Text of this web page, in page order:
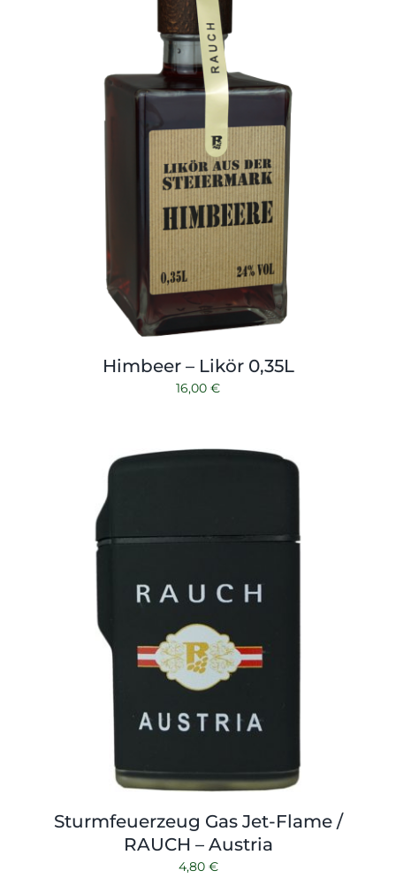
Himbeer – Likör 0,35L
16,00 €
Sturmfeuerzeug Gas Jet-Flame /
RAUCH – Austria
4,80 €